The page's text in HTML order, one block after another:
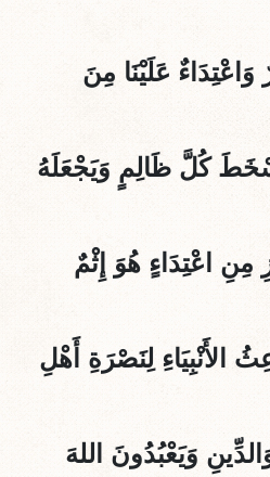
عَلَيْنَا مِنَ
كُلَّ ظَالِمٍ وَيَجْعَلَهُ
اعْتِدَاءٍ هُوَ إِثْمٌ
الأَنْبِيَاءِ لِنَصْرَةِ أَهْلِ
وَيَعْبُدُونَ اللهَ